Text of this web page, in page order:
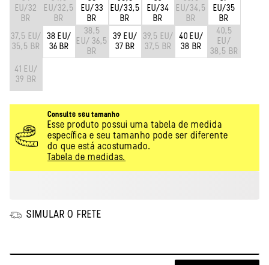
EU/32
BR
EU/32,5
BR
EU/33
BR
EU/33,5
BR
EU/34
BR
EU/34,5
BR
EU/35
BR
37,5 EU/
35,5 BR
38 EU/
36 BR
38,5
EU/ 36,5
BR
39 EU/
37 BR
39,5 EU/
37,5 BR
40 EU/
38 BR
40,5
EU/
38,5 BR
41 EU/
39 BR
Consulte seu tamanho
Esse produto possui uma tabela de medida
específica e seu tamanho pode ser diferente
do que está acostumado.
Tabela de medidas.
SIMULAR O FRETE